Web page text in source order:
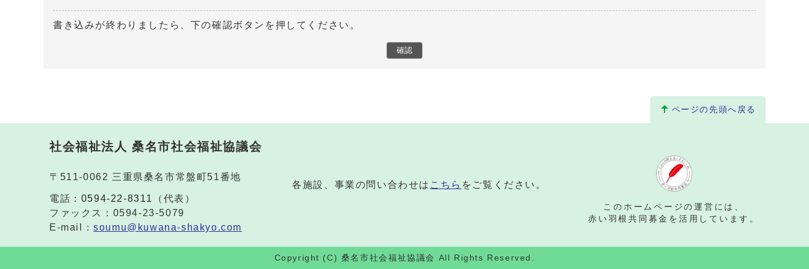
書き込みが終わりましたら、下の確認ボタンを押してください。
ページの先頭へ戻る
社会福祉法人 桑名市社会福祉協議会
〒511-0062 三重県桑名市常盤町51番地
電話： 0594-22-8311
（代表）
ファックス：0594-23-5079
E-mail：soumu@kuwana-shakyo.com
各施設、事業の問い合わせは こちら をご覧ください。
このホームページの運営には、
赤い羽根共同募金を活用しています。
Copyright (C) 桑名市社会福祉協議会 All Rights Reserved.